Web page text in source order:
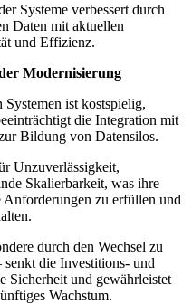
Systeme verbessert durch
Daten mit aktuellen
und Effizienz.
Modernisierung
ist kostspielig,
die Integration mit
Bildung von Datensilos.
Unzuverlässigkeit,
Skalierbarkeit, was ihre
zu erfüllen und
durch den Wechsel zu
die Investitions- und
Sicherheit und gewährleistet
Wachstum.